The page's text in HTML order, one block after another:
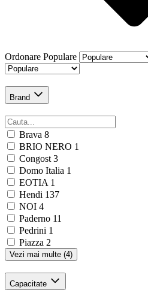
Ordonare Populare
Brand
Brava 8
BRIO NERO 1
Congost 3
Domo Italia 1
EOTIA 1
Hendi 137
NOI 4
Paderno 11
Pedrini 1
Piazza 2
Vezi mai multe (4)
Capacitate